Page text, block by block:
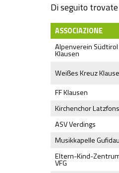
Di seguito
ASSOCIAZIONE
Alpenverein
Klausen
Weißes Kreuz
FF Klausen
Kirchenchor Latzfons
ASV Verdings
Musikkapelle
Eltern-Kind-
VFG